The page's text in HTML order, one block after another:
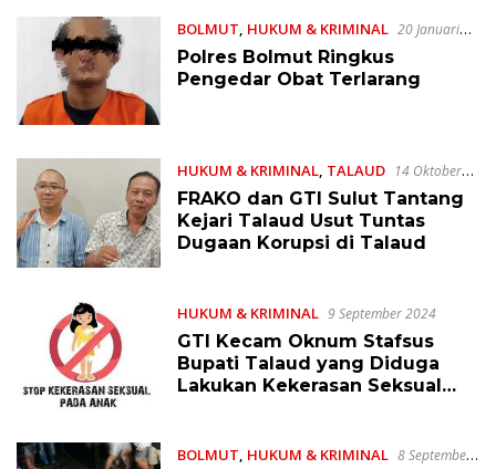
BOLMUT, HUKUM & KRIMINAL 20 Januari
2025
Polres Bolmut Ringkus
Pengedar Obat Terlarang
HUKUM & KRIMINAL, TALAUD
14 Oktober
2024
FRAKO dan GTI Sulut Tantang
Kejari Talaud Usut Tuntas
Dugaan Korupsi di Talaud
HUKUM & KRIMINAL 9 September 2024
GTI Kecam Oknum Stafsus
Bupati Talaud yang Diduga
Lakukan Kekerasan Seksual
BOLMUT, HUKUM & KRIMINAL 8 September